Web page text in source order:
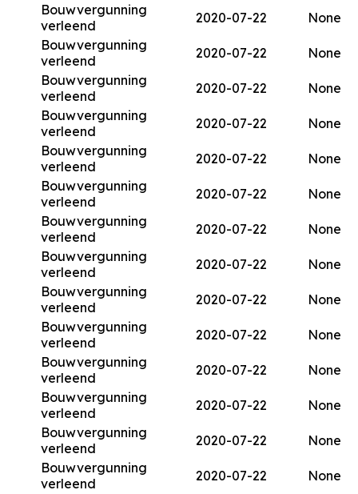
Bouwvergunning
verleend
2020-07-22
None
Bouwvergunning
verleend
2020-07-22
None
Bouwvergunning
verleend
2020-07-22
None
Bouwvergunning
verleend
2020-07-22
None
Bouwvergunning
verleend
2020-07-22
None
Bouwvergunning
verleend
2020-07-22
None
Bouwvergunning
verleend
2020-07-22
None
Bouwvergunning
verleend
2020-07-22
None
Bouwvergunning
verleend
2020-07-22
None
Bouwvergunning
verleend
2020-07-22
None
Bouwvergunning
verleend
2020-07-22
None
Bouwvergunning
verleend
2020-07-22
None
Bouwvergunning
verleend
2020-07-22
None
Bouwvergunning
verleend
2020-07-22
None